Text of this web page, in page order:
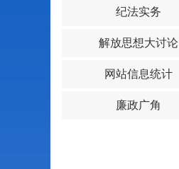
纪法实务
解放思想大讨论
网站信息统计
廉政广角